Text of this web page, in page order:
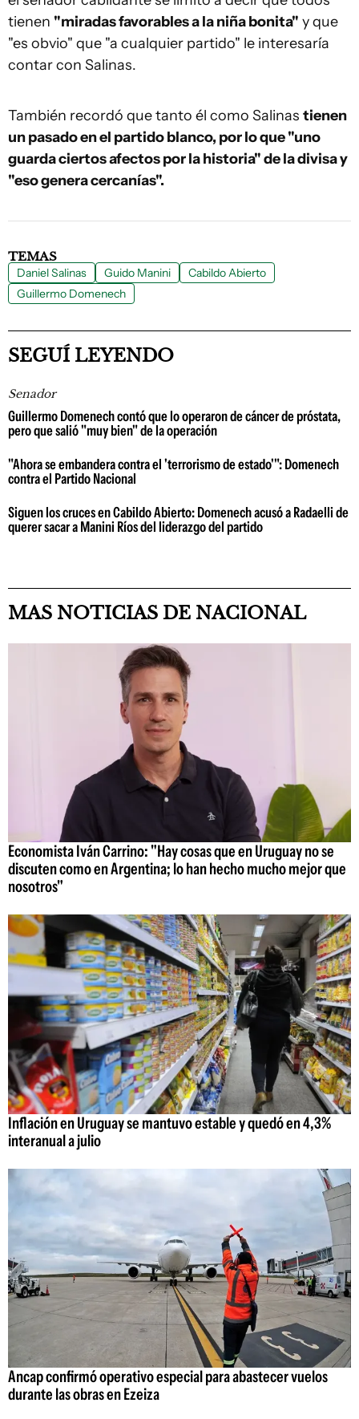
tienen "miradas favorables a la niña bonita" y que
"es obvio" que "a cualquier partido" le interesaría
contar con Salinas.
También recordó que tanto él como Salinas tienen
un pasado en el partido blanco, por lo que "uno
guarda ciertos afectos por la historia" de la divisa y
"eso genera cercanías".
TEMAS
Daniel Salinas Guido Manini
Cabildo Abierto
Guillermo Domenech
SEGUÍ LEYENDO
Senador
Guillermo Domenech contó que lo operaron de cáncer de próstata,
pero que salió "muy bien" de la operación
"Ahora se embandera contra el 'terrorismo de estado'": Domenech
contra el Partido Nacional
Siguen los cruces en Cabildo Abierto: Domenech acusó a Radaelli de
querer sacar a Manini Ríos del liderazgo del partido
MAS NOTICIAS DE NACIONAL
Economista Iván Carrino: "Hay cosas que en Uruguay no se
discuten como en Argentina; lo han hecho mucho mejor que
nosotros"
Inflación en Uruguay se mantuvo estable y quedó en 4,3%
interanual a julio
Ancap confirmó operativo especial para abastecer vuelos
durante las obras en Ezeiza